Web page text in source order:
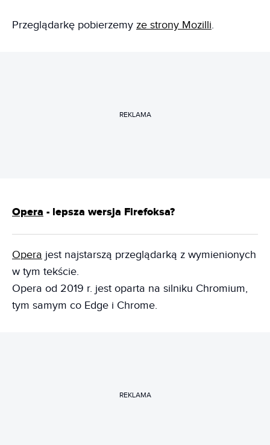
Przeglądarkę pobierzemy ze strony Mozilli.
REKLAMA
Opera - lepsza wersja Firefoksa?
Opera jest najstarszą przeglądarką z wymienionych
w tym tekście.
Opera od 2019 r. jest oparta na silniku Chromium,
tym samym co Edge i Chrome.
REKLAMA